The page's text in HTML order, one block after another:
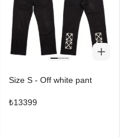
Size S - Off white pant
₺13399